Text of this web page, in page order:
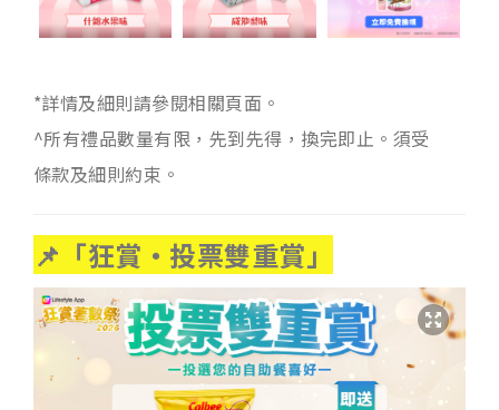
*詳情及細則請參閱相關頁面。
^所有禮品數量有限，先到先得，換完即止。須受
條款及細則約束。
📌「狂賞‧投票雙重賞」